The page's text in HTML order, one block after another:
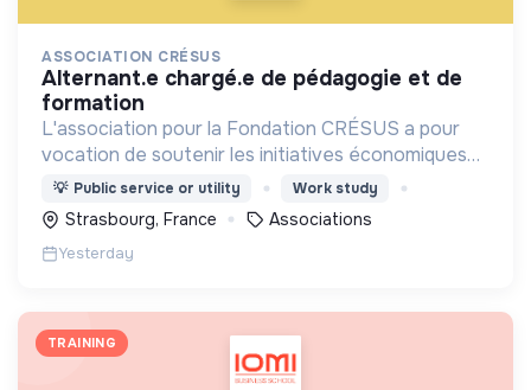
ASSOCIATION CRÉSUS
alternant.e chargé.e de pédagogie et de
formation
L'association pour la Fondation CRÉSUS a pour
vocation de soutenir les initiatives économiques
et sociales qui agissent pour la prévention du
risque d’exclusion financière.
💡 Public service or utility Work study
Strasbourg, France Associations
Yesterday
TRAINING